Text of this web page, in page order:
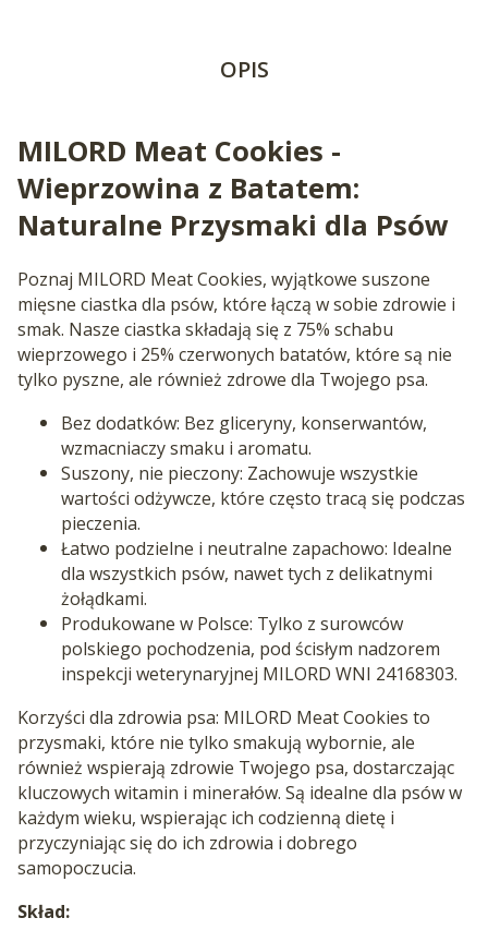
OPIS
MILORD Meat Cookies -
Wieprzowina z Batatem:
Naturalne Przysmaki dla Psów
Poznaj MILORD Meat Cookies, wyjątkowe suszone
mięsne ciastka dla psów, które łączą w sobie zdrowie i
smak. Nasze ciastka składają się z 75% schabu
wieprzowego i 25% czerwonych batatów, które są nie
tylko pyszne, ale również zdrowe dla Twojego psa.
Bez dodatków: Bez gliceryny, konserwantów,
wzmacniaczy smaku i aromatu.
Suszony, nie pieczony: Zachowuje wszystkie
wartości odżywcze, które często tracą się podczas
pieczenia.
Łatwo podzielne i neutralne zapachowo: Idealne
dla wszystkich psów, nawet tych z delikatnymi
żołądkami.
Produkowane w Polsce: Tylko z surowców
polskiego pochodzenia, pod ścisłym nadzorem
inspekcji weterynaryjnej MILORD WNI 24168303.
Korzyści dla zdrowia psa: MILORD Meat Cookies to
przysmaki, które nie tylko smakują wybornie, ale
również wspierają zdrowie Twojego psa, dostarczając
kluczowych witamin i minerałów. Są idealne dla psów w
każdym wieku, wspierając ich codzienną dietę i
przyczyniając się do ich zdrowia i dobrego
samopoczucia.
Skład: